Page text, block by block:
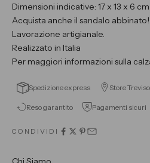
Dimensioni indicative: 17 x 13 x 6 cm
Acquista anche il sandalo
Lavorazione artigianale.
Realizzato in Italia
Per maggiori informazioni sulla
Spedizione express Store
Reso garantito Pagamenti sicuri
CONDIVIDI